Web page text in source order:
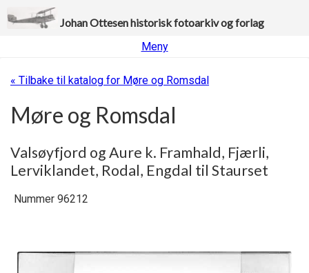
Johan Ottesen historisk fotoarkiv og forlag
Meny
« Tilbake til katalog for Møre og Romsdal
Møre og Romsdal
Valsøyfjord og Aure k. Framhald, Fjærli,
Lerviklandet, Rodal, Engdal til Staurset
Nummer 96212